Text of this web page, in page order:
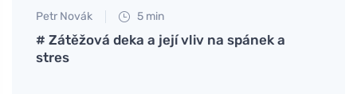
Petr Novák 5 min
# Zátěžová deka a její vliv na spánek a
stres